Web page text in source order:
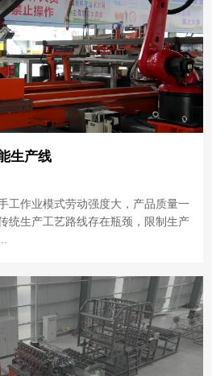
生产线
工作业模式劳动强度大，产品质量一
统生产工艺路线存在瓶颈，限制生产